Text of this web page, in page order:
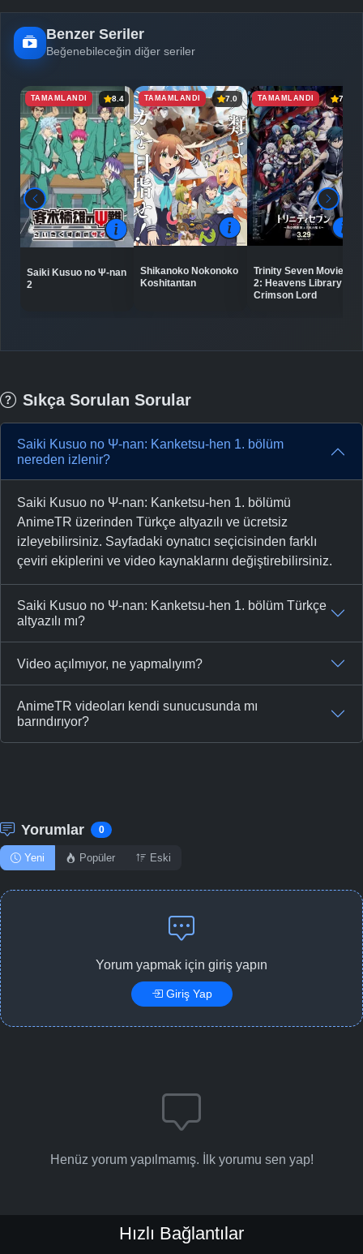
Benzer Seriler
Beğenebileceğin diğer seriler
TAMAMLANDI 8.4
Saiki Kusuo no Ψ-nan
2
TAMAMLANDI 7.0
Shikanoko Nokonoko
Koshitantan
TAMAMLANDI 7.3
Trinity Seven Movie
2: Heavens Library to
Crimson Lord
Sıkça Sorulan Sorular
Saiki Kusuo no Ψ-nan: Kanketsu-hen 1. bölüm
nereden izlenir?
Saiki Kusuo no Ψ-nan: Kanketsu-hen 1. bölümü
AnimeTR üzerinden Türkçe altyazılı ve ücretsiz
izleyebilirsiniz. Sayfadaki oynatıcı seçicisinden farklı
çeviri ekiplerini ve video kaynaklarını değiştirebilirsiniz.
Saiki Kusuo no Ψ-nan: Kanketsu-hen 1. bölüm Türkçe
altyazılı mı?
Video açılmıyor, ne yapmalıyım?
AnimeTR videoları kendi sunucusunda mı
barındırıyor?
Yorumlar 0
Yeni Popüler Eski
Yorum yapmak için giriş yapın
Giriş Yap
Henüz yorum yapılmamış. İlk yorumu sen yap!
Hızlı Bağlantılar